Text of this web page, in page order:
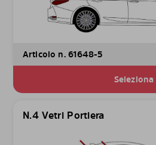
Articolo n. 61648-5
Seleziona
N.4 Vetri Portiera